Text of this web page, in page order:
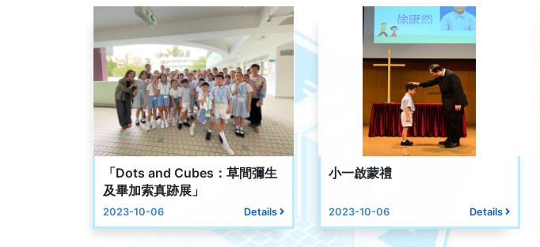
「Dots and Cubes：草間彌生
及畢加索真跡展」
2023-10-06 Details
小一啟蒙禮
2023-10-06 Details